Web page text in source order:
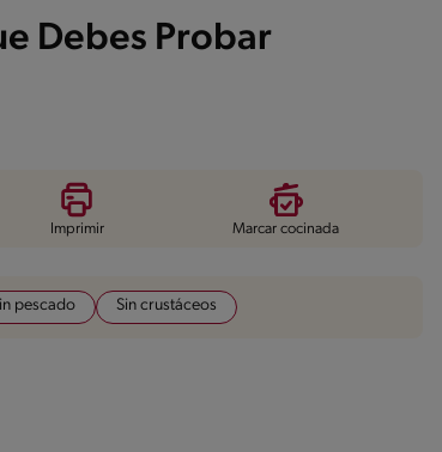
Debes Probar
Imprimir Marcar cocinada
pescado Sin crustáceos